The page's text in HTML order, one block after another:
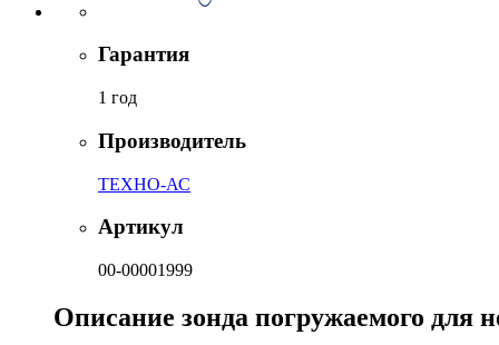
Гарантия
1 год
Производитель
ТЕХНО-АС
Артикул
00-00001999
Описание зонда погружаемого для